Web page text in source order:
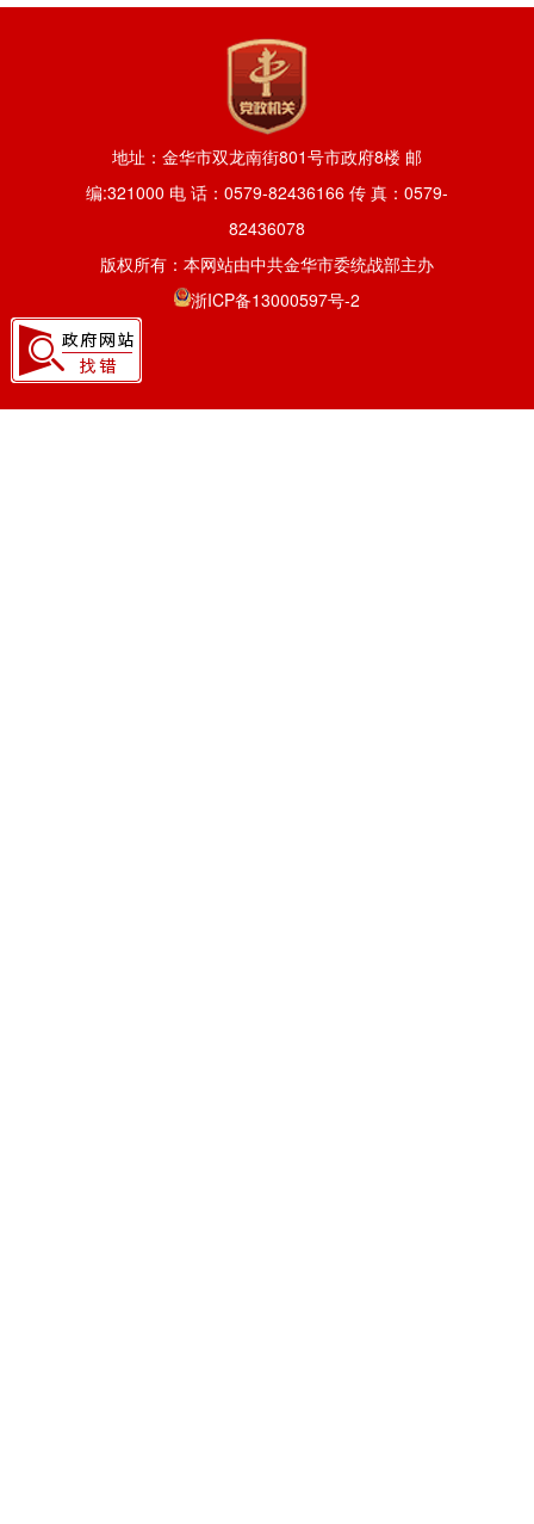
地址：金华市双龙南街801号市政府8楼 邮
编:321000 电 话：0579-82436166 传 真：0579-
82436078
版权所有：本网站由中共金华市委统战部主办
浙ICP备13000597号-2